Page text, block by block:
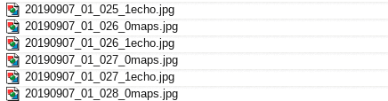
20190907_01_025_1echo.jpg
20190907_01_026_0maps.jpg
20190907_01_026_1echo.jpg
20190907_01_027_0maps.jpg
20190907_01_027_1echo.jpg
20190907_01_028_0maps.jpg